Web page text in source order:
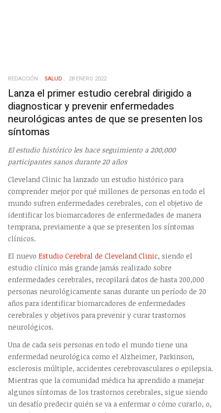
REDACCIÓN SALUD 28 ENERO 2022
Lanza el primer estudio cerebral dirigido a
diagnosticar y prevenir enfermedades
neurológicas antes de que se presenten los
síntomas
El estudio histórico les hace seguimiento a 200,000
participantes sanos durante 20 años
Cleveland Clinic ha lanzado un estudio histórico para
comprender mejor por qué millones de personas en todo el
mundo sufren enfermedades cerebrales, con el objetivo de
identificar los biomarcadores de enfermedades de manera
temprana, previamente a que se presenten los síntomas
clínicos.
El nuevo Estudio Cerebral de Cleveland Clinic, siendo el
estudio clínico más grande jamás realizado sobre
enfermedades cerebrales, recopilará datos de hasta 200,000
personas neurológicamente sanas durante un período de 20
años para identificar biomarcadores de enfermedades
cerebrales y objetivos para prevenir y curar trastornos
neurológicos.
Una de cada seis personas en todo el mundo tiene una
enfermedad neurológica como el Alzheimer, Parkinson,
esclerosis múltiple, accidentes cerebrovasculares o epilepsia.
Mientras que la comunidad médica ha aprendido a manejar
algunos síntomas de los trastornos cerebrales, sigue siendo
un desafío predecir quién se va a enfermar o cómo curarlo, o,